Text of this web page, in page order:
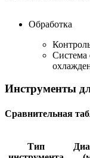
Обработка
Инструменты
Сравнительная
Тип